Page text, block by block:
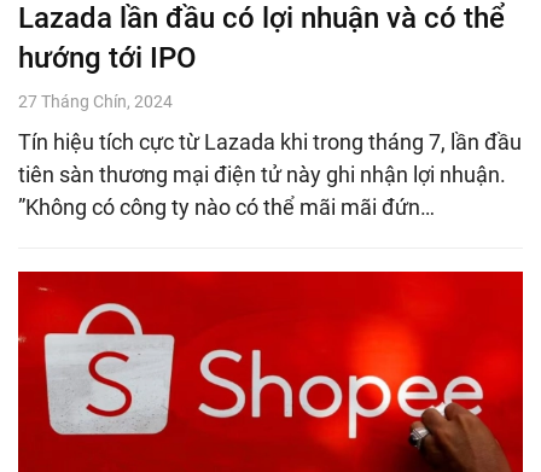
Lazada lần đầu có lợi nhuận và có thể
hướng tới IPO
27 Tháng Chín, 2024
Tín hiệu tích cực từ Lazada khi trong tháng 7, lần đầu
tiên sàn thương mại điện tử này ghi nhận lợi nhuận.
”Không có công ty nào có thể mãi mãi đứn…